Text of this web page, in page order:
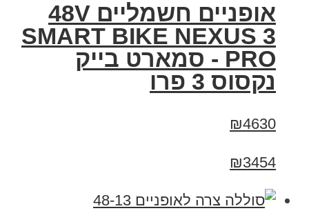
אופניים חשמליים 48V
SMART BIKE NEXUS 3
PRO - סמארט בייק
נקסוס 3 פרו
₪4630
₪3454